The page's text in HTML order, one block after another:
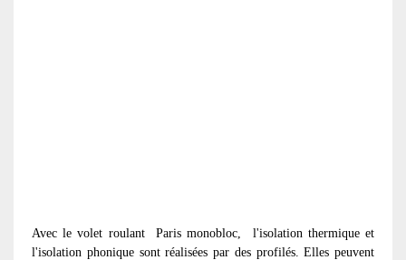
Avec le volet roulant
Paris monobloc, l'isolation thermique et
l'isolation phonique sont réalisées par des profilés. Elles peuvent